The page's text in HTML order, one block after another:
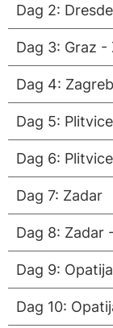
Dag 2:
Dag 3: Graz -
Dag 4:
Dag 5:
Dag 6:
Dag 7: Zadar
Dag 8: Zadar
Dag 9:
Dag 10: